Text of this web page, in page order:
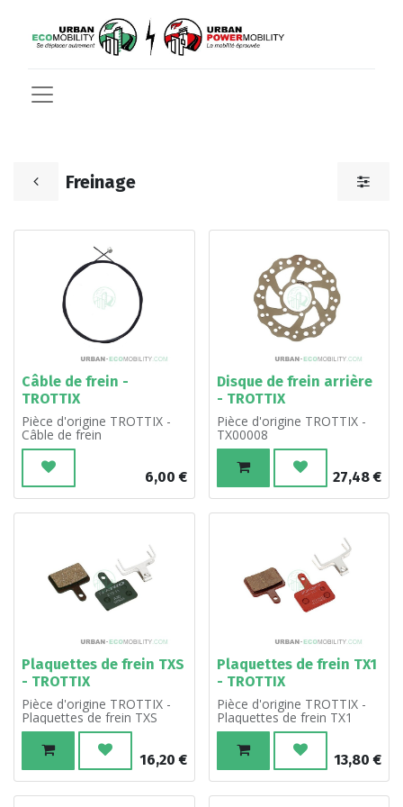
Freinage
Câble de frein -
TROTTIX
Pièce d'origine TROTTIX -
Câble de frein
6,00 €
Disque de frein arrière
- TROTTIX
Pièce d'origine TROTTIX -
TX00008
27,48€
Plaquettes de frein TXS
- TROTTIX
Pièce d'origine TROTTIX -
Plaquettes de frein TXS
16,20 €
Plaquettes de frein TX1
- TROTTIX
Pièce d'origine TROTTIX -
Plaquettes de frein TX1
13,80 €